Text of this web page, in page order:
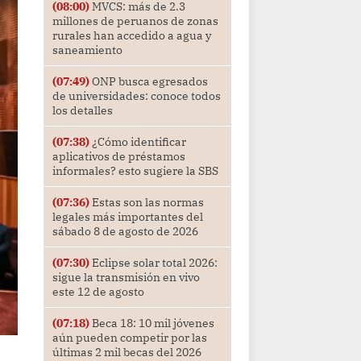
(08:00)MVCS: más de 2.3
millones de peruanos de zonas
rurales han accedido a agua y
saneamiento
(07:49)ONP busca egresados
de universidades: conoce todos
los detalles
(07:38)¿Cómo identificar
aplicativos de préstamos
informales? esto sugiere la SBS
(07:36)Estas son las normas
legales más importantes del
sábado 8 de agosto de 2026
(07:30)Eclipse solar total 2026:
sigue la transmisión en vivo
este 12 de agosto
(07:18)Beca 18: 10 mil jóvenes
aún pueden competir por las
últimas 2 mil becas del 2026